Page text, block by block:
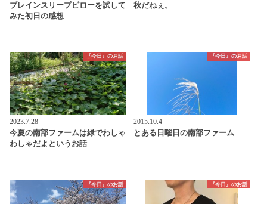
ブレインスリープピローを試して
みた初日の感想
秋だねぇ。
『今日』のお話
2023.7.28
今夏の南部ファームは緑でわしゃ
わしゃだよというお話
『今日』のお話
2015.10.4
とある日曜日の南部ファーム
『今日』のお話 『今日』のお話